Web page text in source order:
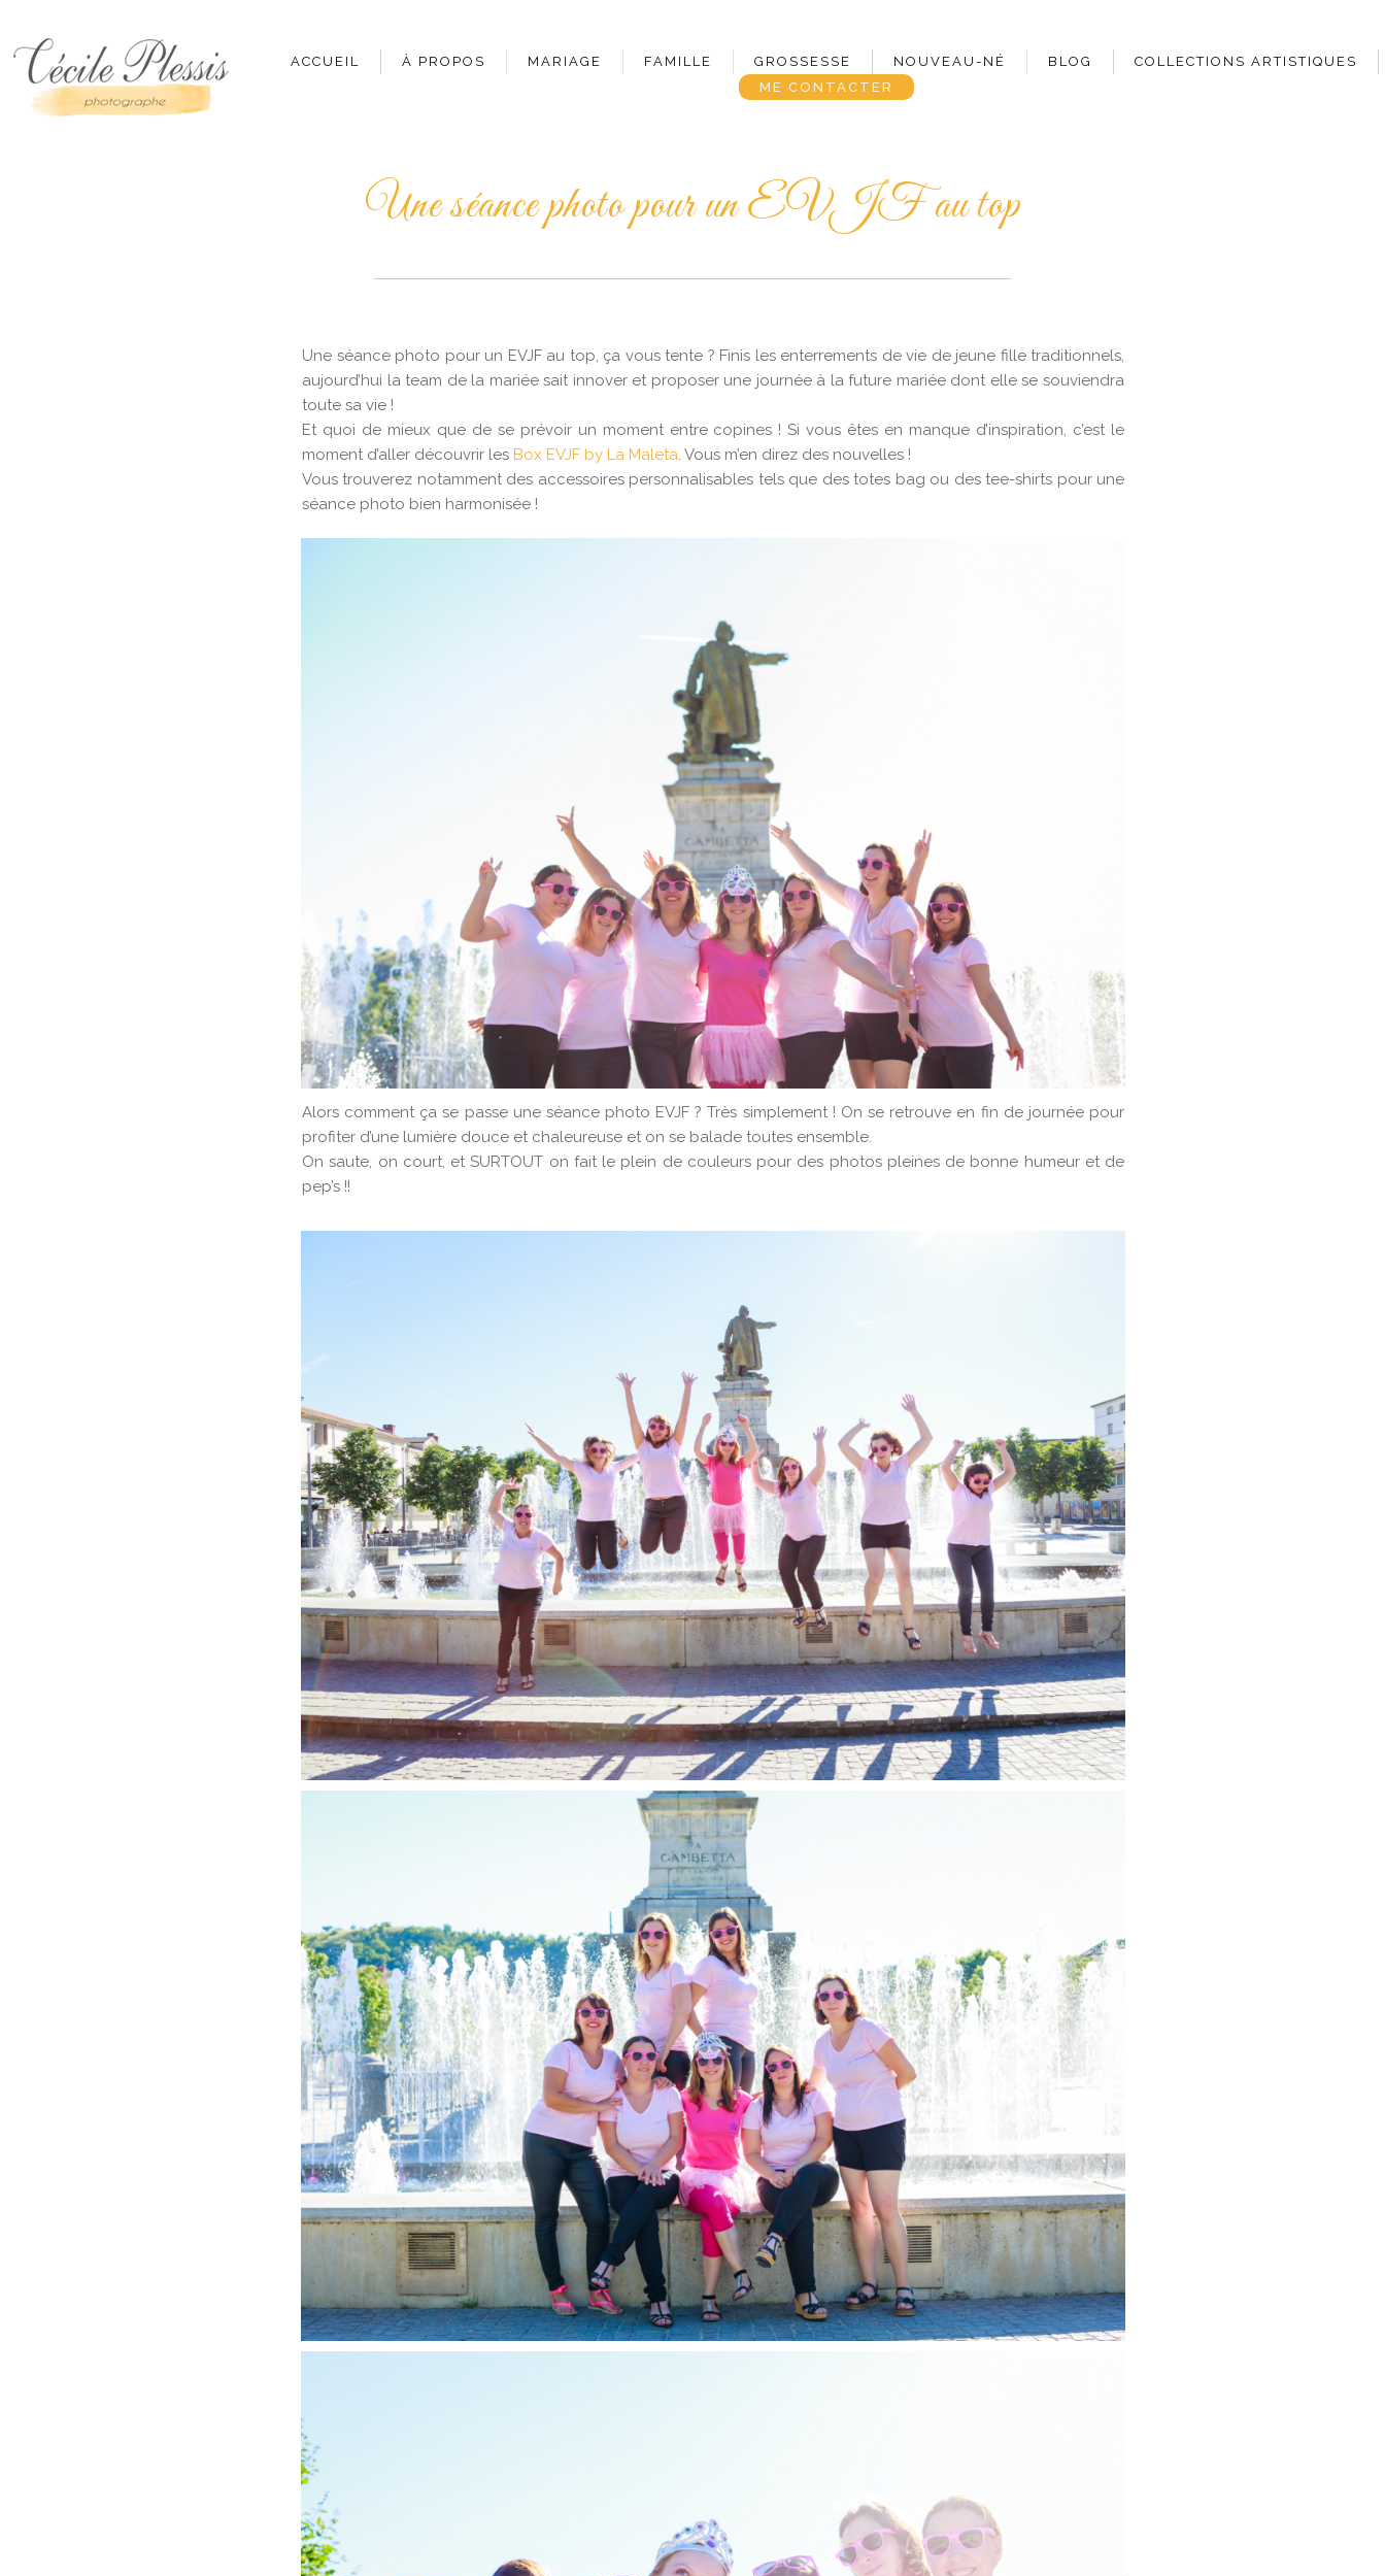
ACCUEIL À PROPOS MARIAGE FAMILLE GROSSESSE NOUVEAU-NÉ BLOG
COLLECTIONS ARTISTIQUES
ME CONTACTER
Une séance photo pour un EVJF au top
Une séance photo pour un EVJF au top, ça vous tente ? Finis les enterrements de vie de jeune fille traditionnels,
aujourd’hui la team de la mariée sait innover et proposer une journée à la future mariée dont elle se souviendra
toute sa vie !
Et quoi de mieux que de se prévoir un moment entre copines ! Si vous êtes en manque d’inspiration, c’est le
moment d’aller découvrir les Box EVJF by La Maleta. Vous m’en direz des nouvelles !
Vous trouverez notamment des accessoires personnalisables tels que des totes bag ou des tee-shirts pour une
séance photo bien harmonisée !
Alors comment ça se passe une séance photo EVJF ? Très simplement ! On se retrouve en fin de journée pour
profiter d’une lumière douce et chaleureuse et on se balade toutes ensemble.
On saute, on court, et SURTOUT on fait le plein de couleurs pour des photos pleines de bonne humeur et de
pep’s !!